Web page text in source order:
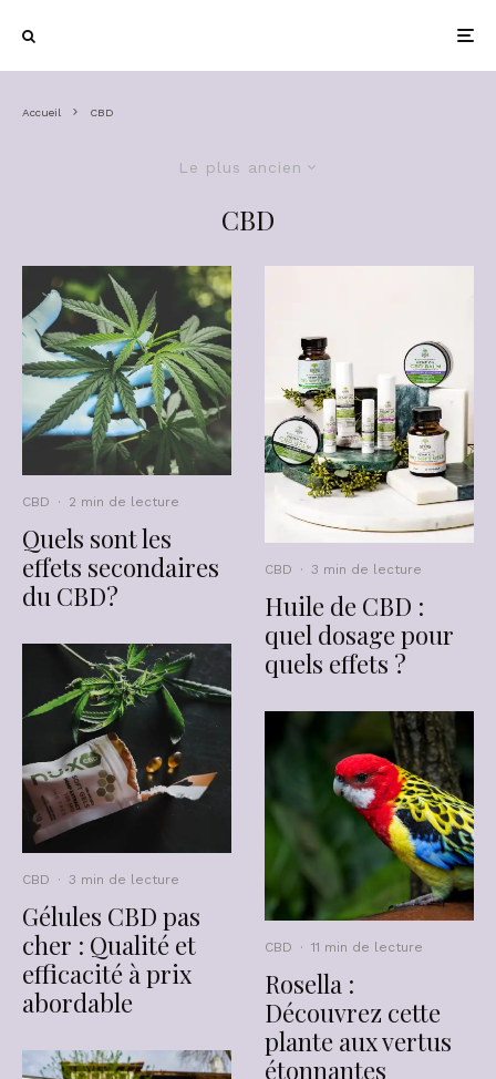
Accueil CBD
Le plus ancien
CBD
CBD · 2 min de lecture
Quels sont les
effets secondaires
du CBD?
CBD · 3 min de lecture
Gélules CBD pas
cher : Qualité et
efficacité à prix
abordable
CBD · 3 min de lecture
Huile de CBD :
quel dosage pour
quels effets ?
CBD · 11 min de lecture
Rosella :
Découvrez cette
plante aux vertus
étonnantes